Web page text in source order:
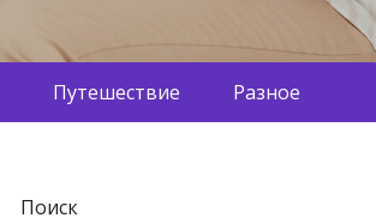
Путешествие Разное
Поиск